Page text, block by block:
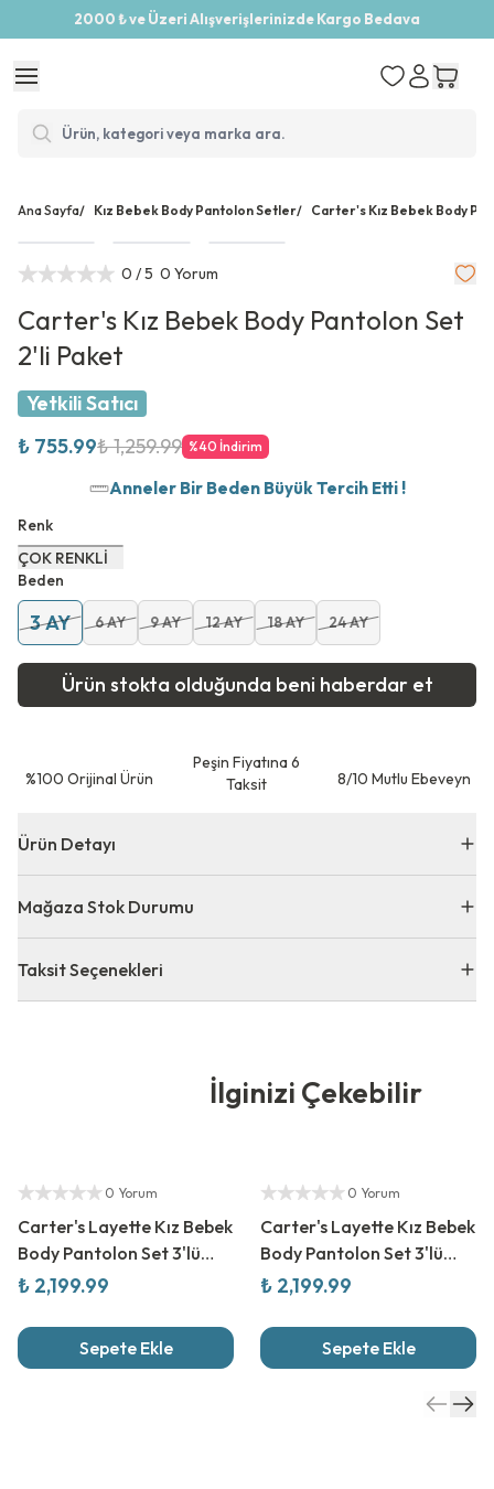
2000 ₺ ve Üzeri Alışverişlerinizde Kargo Bedava
Ana Sayfa/ Kız Bebek Body Pantolon Setler/ Carter's Kız Bebek Body
0 / 5 0 Yorum
Carter's Kız Bebek Body Pantolon Set
2'li Paket
Yetkili Satıcı
₺ 755.99₺ 1,259.99 %40 İndirim
Anneler Bir Beden Büyük Tercih Etti !
Renk
ÇOK RENKLİ
Beden
3 AY 6 AY 9 AY 12 AY 18 AY 24 AY
Ürün stokta olduğunda beni haberdar et
⁠%100 Orijinal Ürün
Peşin Fiyatına 6
Taksit
8/10 Mutlu Ebeveyn
Ürün Detayı
Mağaza Stok Durumu
Taksit Seçenekleri
İlginizi Çekebilir
0 Yorum
Carter's Layette Kız Bebek
Body Pantolon Set 3'lü
Paket
₺ 2,199.99
Sepete Ekle
0 Yorum
Carter's Layette Kız Bebek
Body Pantolon Set 3'lü
Paket
₺ 2,199.99
Sepete Ekle